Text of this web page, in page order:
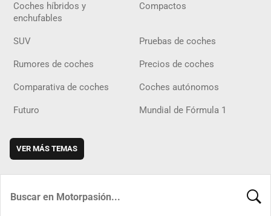
Coches híbridos y
enchufables
Compactos
SUV Pruebas de coches
Rumores de coches Precios de coches
Comparativa de coches Coches autónomos
Futuro Mundial de Fórmula 1
VER MÁS TEMAS